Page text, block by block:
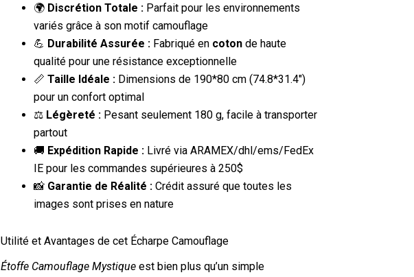
🌍 Discrétion Totale : Parfait pour les environnements
variés grâce à son motif camouflage
💪 Durabilité Assurée : Fabriqué en coton de haute
qualité pour une résistance exceptionnelle
📏 Taille Idéale : Dimensions de 190*80 cm (74.8*31.4″)
pour un confort optimal
⚖️ Légèreté : Pesant seulement 180 g, facile à transporter
partout
🚚 Expédition Rapide : Livré via ARAMEX/dhl/ems/FedEx
IE pour les commandes supérieures à 250$
📸 Garantie de Réalité : Crédit assuré que toutes les
images sont prises en nature
Utilité et Avantages de cet Écharpe Camouflage
Étoffe Camouflage Mystique est bien plus qu’un simple